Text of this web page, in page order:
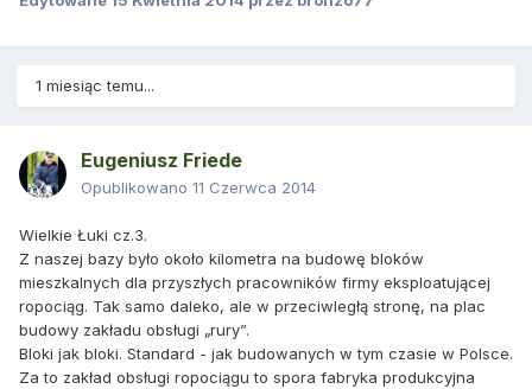
1 miesiąc temu...
Eugeniusz Friede
Opublikowano 11 Czerwca 2014
Wielkie Łuki cz.3.
Z naszej bazy było około kilometra na budowę bloków
mieszkalnych dla przyszłych pracowników firmy eksploatującej
ropociąg. Tak samo daleko, ale w przeciwległą stronę, na plac
budowy zakładu obsługi „rury”.
Bloki jak bloki. Standard - jak budowanych w tym czasie w Polsce.
Za to zakład obsługi ropociągu to spora fabryka produkcyjna